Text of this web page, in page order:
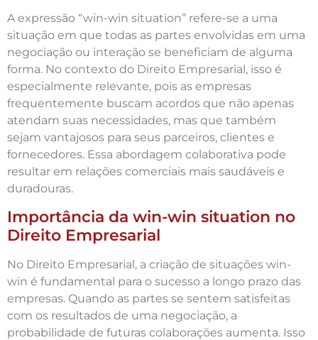
A expressão “win-win situation” refere-se a uma
situação em que todas as partes envolvidas em uma
negociação ou interação se beneficiam de alguma
forma. No contexto do Direito Empresarial, isso é
especialmente relevante, pois as empresas
frequentemente buscam acordos que não apenas
atendam suas necessidades, mas que também
sejam vantajosos para seus parceiros, clientes e
fornecedores. Essa abordagem colaborativa pode
resultar em relações comerciais mais saudáveis e
duradouras.
Importância da win-win situation no
Direito Empresarial
No Direito Empresarial, a criação de situações win-
win é fundamental para o sucesso a longo prazo das
empresas. Quando as partes se sentem satisfeitas
com os resultados de uma negociação, a
probabilidade de futuras colaborações aumenta. Isso